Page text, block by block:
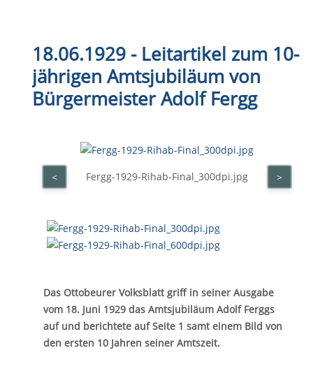
18.06.1929 - Leitartikel zum 10-
jährigen Amtsjubiläum von
Bürgermeister Adolf Fergg
Fergg-1929-Rihab-Final_300dpi.jpg
< >
Das Ottobeurer Volksblatt griff in seiner Ausgabe
vom 18. Juni 1929 das Amtsjubiläum Adolf Ferggs
auf und berichtete auf Seite 1 samt einem Bild von
den ersten 10 Jahren seiner Amtszeit.